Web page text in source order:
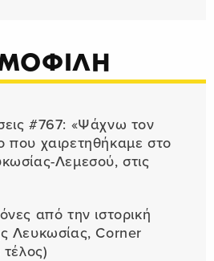
#767: «Ψάχνω τον
που χαιρετηθήκαμε στο
Λεμεσού, στις
από την ιστορική
Λευκωσίας, Corner